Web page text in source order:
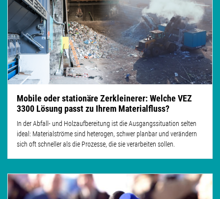
Mobile oder stationäre Zerkleinerer: Welche VEZ
3300 Lösung passt zu Ihrem Materialfluss?
In der Abfall- und Holzaufbereitung ist die Ausgangssituation selten
ideal: Materialströme sind heterogen, schwer planbar und verändern
sich oft schneller als die Prozesse, die sie verarbeiten sollen.